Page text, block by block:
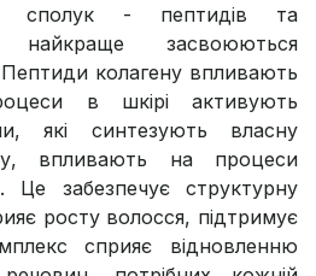
сполук - пептидів та
найкраще засвоюються
колагену впливають
в шкірі активують
які синтезують власну
впливають на процеси
Це забезпечує структурну
росту волосся, підтримує
сприяє відновленню